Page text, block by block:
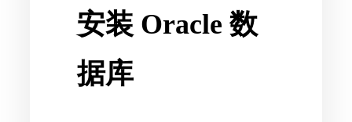
安装 Oracle 数
据库